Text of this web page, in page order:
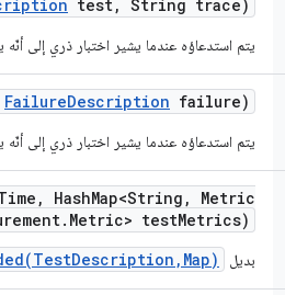
test, String trace)
يتم استدعاؤه عندما يشير اختبار ذري إلى
FailureDescription failure)
يتم استدعاؤه عندما يشير اختبار ذري إلى
, HashMap<String ,
Metric
. Metric> testMetrics)
بديل